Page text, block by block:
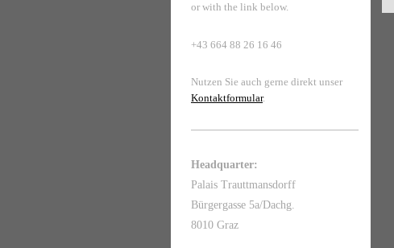
or with the link below.
+43 664 88 26 16 46
Nutzen Sie auch gerne direkt unser
Kontaktformular.
Headquarter:
Palais Trauttmansdorff
Bürgergasse 5a/Dachg.
8010 Graz